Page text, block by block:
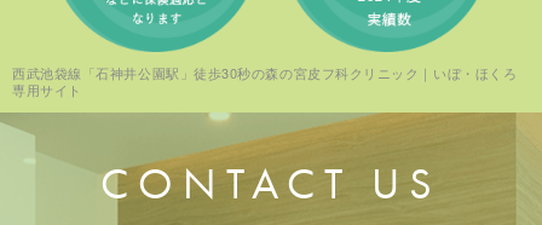
西武池袋線「石神井公園駅」徒歩30秒の森の宮皮フ科クリニック｜いぼ・ほくろ
専用サイト
CONTACT US